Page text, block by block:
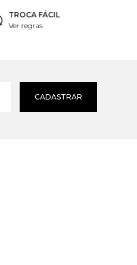
TROCA FÁCIL
Ver regras
CADASTRAR